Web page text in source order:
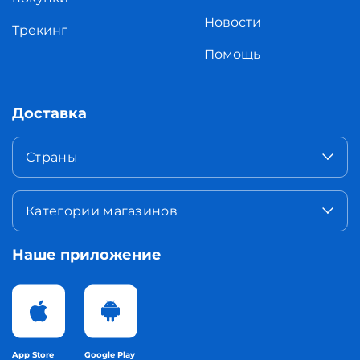
Трекинг
Новости
Помощь
Доставка
Страны
Категории магазинов
Наше приложение
App Store Google Play